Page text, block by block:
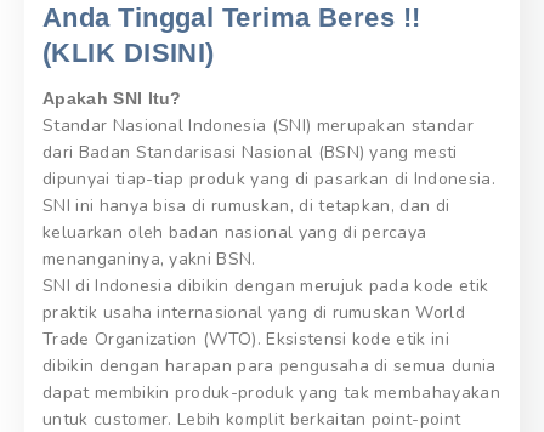
Anda Tinggal Terima Beres !!
(KLIK DISINI)
Apakah SNI Itu?
Standar Nasional Indonesia (SNI) merupakan standar
dari Badan Standarisasi Nasional (BSN) yang mesti
dipunyai tiap-tiap produk yang di pasarkan di Indonesia.
SNI ini hanya bisa di rumuskan, di tetapkan, dan di
keluarkan oleh badan nasional yang di percaya
menanganinya, yakni BSN.
SNI di Indonesia dibikin dengan merujuk pada kode etik
praktik usaha internasional yang di rumuskan World
Trade Organization (WTO). Eksistensi kode etik ini
dibikin dengan harapan para pengusaha di semua dunia
dapat membikin produk-produk yang tak membahayakan
untuk customer. Lebih komplit berkaitan point-point